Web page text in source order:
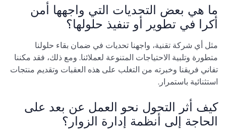
ما هي بعض التحديات التي واجهها أمن
أكرا في تطوير أو تنفيذ حلولها؟
مثل أي شركة تقنية، واجهنا تحديات في ضمان بقاء حلولنا
متطورة وتلبية الاحتياجات المتنوعة لعملائنا. ومع ذلك، فقد مكننا
تفاني فريقنا وخبرته من التغلب على هذه العقبات وتقديم منتجات
استثنائية باستمرار.
كيف أثر التحول نحو العمل عن بعد على
الحاجة إلى أنظمة إدارة الزوار؟